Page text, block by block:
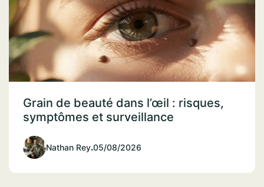
Grain de beauté dans l’œil : risques,
symptômes et surveillance
Nathan Rey.05/08/2026